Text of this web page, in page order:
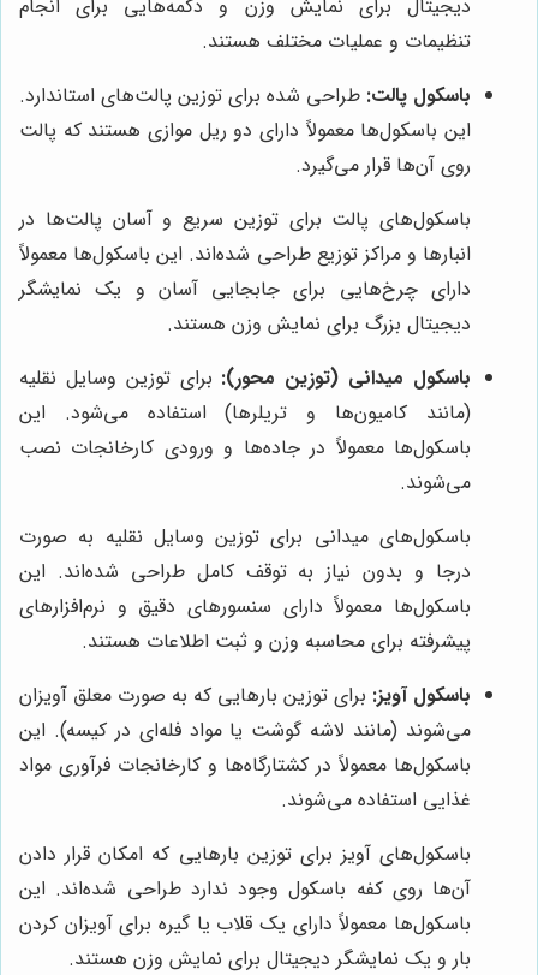
دیجیتال برای نمایش وزن و دکمه‌هایی برای انجام
تنظیمات و عملیات مختلف هستند.
باسکول پالت: طراحی شده برای توزین پالت‌های استاندارد.
این باسکول‌ها معمولاً دارای دو ریل موازی هستند که پالت
روی آن‌ها قرار می‌گیرد.
باسکول‌های پالت برای توزین سریع و آسان پالت‌ها در
انبارها و مراکز توزیع طراحی شده‌اند. این باسکول‌ها معمولاً
دارای چرخ‌هایی برای جابجایی آسان و یک نمایشگر
دیجیتال بزرگ برای نمایش وزن هستند.
باسکول میدانی (توزین محور): برای توزین وسایل نقلیه
(مانند کامیون‌ها و تریلرها) استفاده می‌شود. این
باسکول‌ها معمولاً در جاده‌ها و ورودی کارخانجات نصب
می‌شوند.
باسکول‌های میدانی برای توزین وسایل نقلیه به صورت
درجا و بدون نیاز به توقف کامل طراحی شده‌اند. این
باسکول‌ها معمولاً دارای سنسورهای دقیق و نرم‌افزارهای
پیشرفته برای محاسبه وزن و ثبت اطلاعات هستند.
باسکول آویز: برای توزین بارهایی که به صورت معلق آویزان
می‌شوند (مانند لاشه گوشت یا مواد فله‌ای در کیسه). این
باسکول‌ها معمولاً در کشتارگاه‌ها و کارخانجات فرآوری مواد
غذایی استفاده می‌شوند.
باسکول‌های آویز برای توزین بارهایی که امکان قرار دادن
آن‌ها روی کفه باسکول وجود ندارد طراحی شده‌اند. این
باسکول‌ها معمولاً دارای یک قلاب یا گیره برای آویزان کردن
بار و یک نمایشگر دیجیتال برای نمایش وزن هستند.